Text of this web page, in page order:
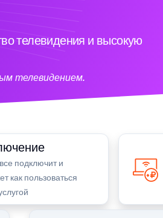
телевидения и высокую
телевидением.
подключит и
как пользоваться